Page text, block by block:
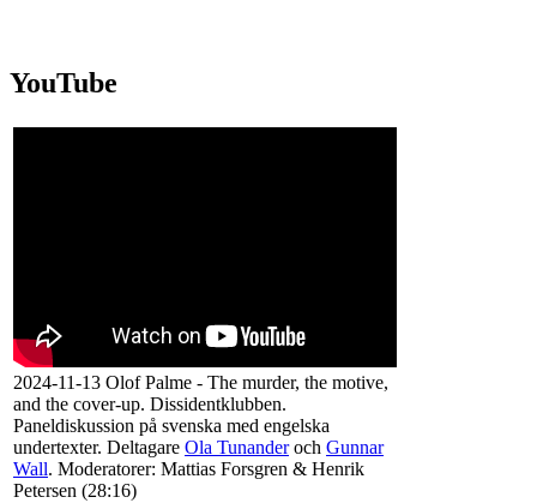
YouTube
2024-11-13 Olof Palme - The murder, the motive,
and the cover-up. Dissidentklubben.
Paneldiskussion på svenska med engelska
undertexter. Deltagare Ola Tunanderoch Gunnar
Wall. Moderatorer: Mattias Forsgren & Henrik
Petersen (28:16)